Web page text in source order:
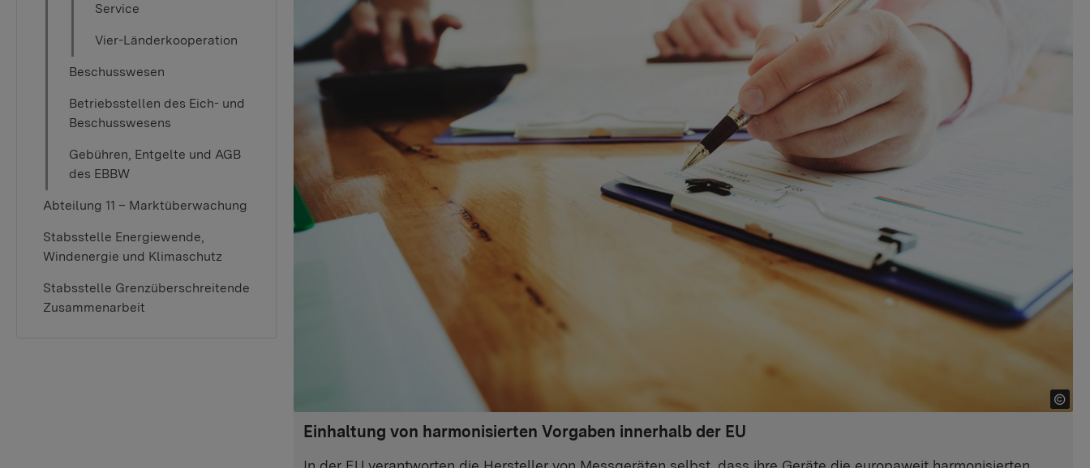
Service
Vier-Länderkooperation
Beschusswesen
Betriebsstellen des Eich- und
Beschusswesens
Gebühren, Entgelte und AGB
des EBBW
Abteilung 11 – Marktüberwachung
Stabsstelle Energiewende,
Windenergie und Klimaschutz
Stabsstelle Grenzüberschreitende
Zusammenarbeit
Einhaltung von harmonisierten Vorgaben innerhalb der EU